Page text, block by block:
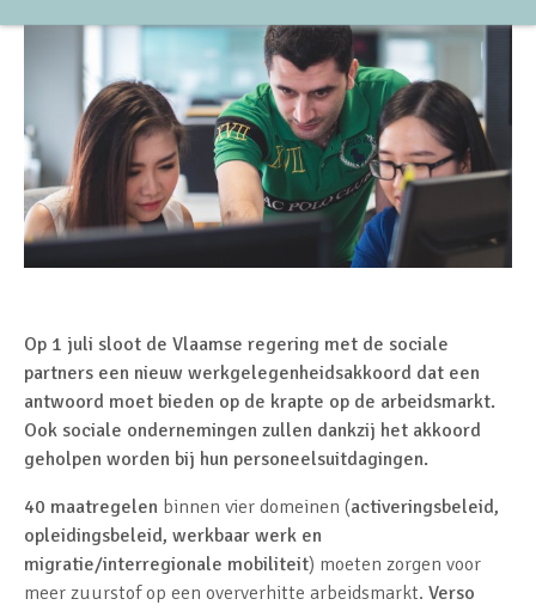
Op 1 juli sloot de Vlaamse regering met de sociale
partners een nieuw werkgelegenheidsakkoord dat een
antwoord moet bieden op de krapte op de arbeidsmarkt.
Ook sociale ondernemingen zullen dankzij het akkoord
geholpen worden bij hun personeelsuitdagingen.
40 maatregelen binnen vier domeinen (activeringsbeleid,
opleidingsbeleid, werkbaar werk en
migratie/interregionale mobiliteit) moeten zorgen voor
meer zuurstof op een oververhitte arbeidsmarkt. Verso